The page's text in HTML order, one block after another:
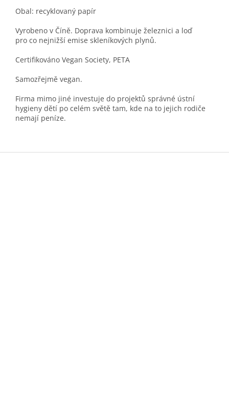
Obal: recyklovaný papír
Vyrobeno v Číně. Doprava kombinuje železnici a loď
pro co nejnižší emise skleníkových plynů.
Certifikováno Vegan Society, PETA
Samozřejmě vegan.
Firma mimo jiné investuje do projektů správné ústní
hygieny dětí po celém světě tam, kde na to jejich rodiče
nemají peníze.
Z